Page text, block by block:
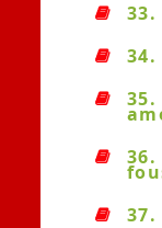
34.
35.
36.